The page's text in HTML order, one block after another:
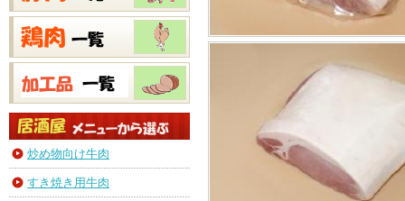
炒め物向け牛肉
すき焼き用牛肉